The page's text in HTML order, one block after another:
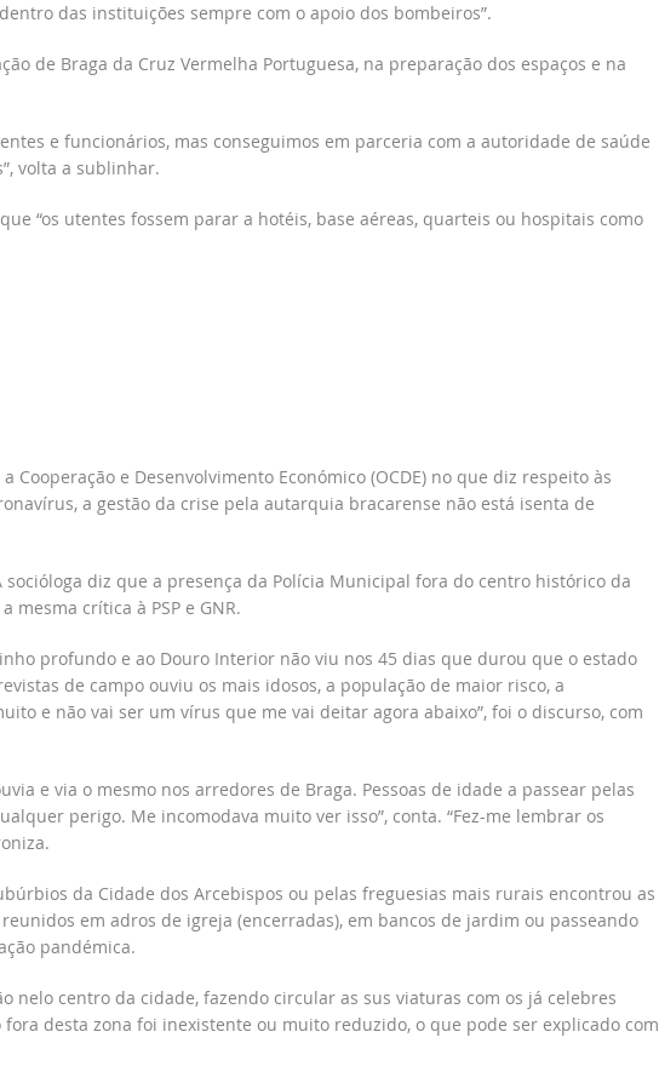
das instituições sempre com o apoio dos bombeiros”.
de Braga da Cruz Vermelha Portuguesa, na preparação dos espaços e na
e funcionários, mas conseguimos em parceria com a autoridade de saúde
volta a sublinhar.
“os utentes fossem parar a hotéis, base aéreas, quarteis ou hospitais como
Cooperação e Desenvolvimento Económico (OCDE) no que diz respeito às
a gestão da crise pela autarquia bracarense não está isenta de
diz que a presença da Polícia Municipal fora do centro histórico da
mesma crítica à PSP e GNR.
profundo e ao Douro Interior não viu nos 45 dias que durou que o estado
de campo ouviu os mais idosos, a população de maior risco, a
e não vai ser um vírus que me vai deitar agora abaixo”, foi o discurso, com
e via o mesmo nos arredores de Braga. Pessoas de idade a passear pelas
perigo. Me incomodava muito ver isso”, conta. “Fez-me lembrar os
da Cidade dos Arcebispos ou pelas freguesias mais rurais encontrou as
em adros de igreja (encerradas), em bancos de jardim ou passeando
pandémica.
nelo centro da cidade, fazendo circular as sus viaturas com os já celebres
fora desta zona foi inexistente ou muito reduzido, o que pode ser explicado com